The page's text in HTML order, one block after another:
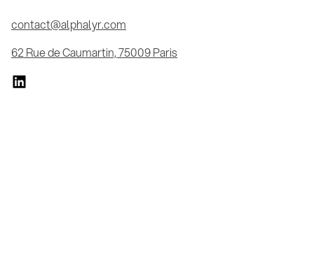
contact@alphalyr.com
62 Rue de Caumartin, 75009 Paris